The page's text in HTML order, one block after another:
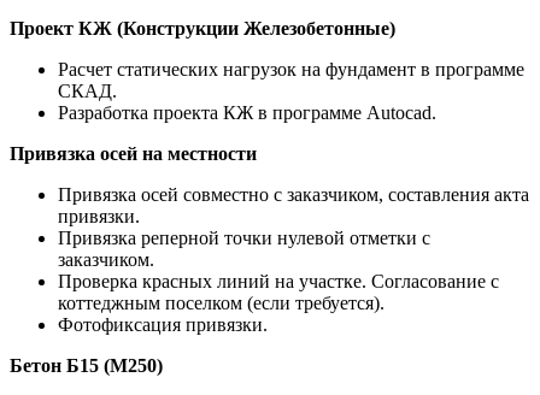
Проект КЖ (Конструкции Железобетонные)
Расчет статических нагрузок на фундамент в программе
СКАД.
Разработка проекта КЖ в программе Autocad.
Привязка осей на местности
Привязка осей совместно с заказчиком, составления акта
привязки.
Привязка реперной точки нулевой отметки с
заказчиком.
Проверка красных линий на участке. Согласование с
коттеджным поселком (если требуется).
Фотофиксация привязки.
Бетон Б15 (М250)